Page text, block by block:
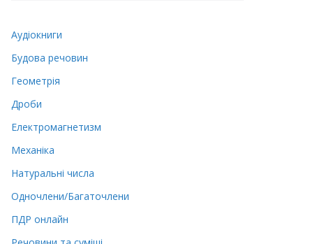
Аудіокниги
Будова речовин
Геометрія
Дроби
Електромагнетизм
Механіка
Натуральні числа
Одночлени/Багаточлени
ПДР онлайн